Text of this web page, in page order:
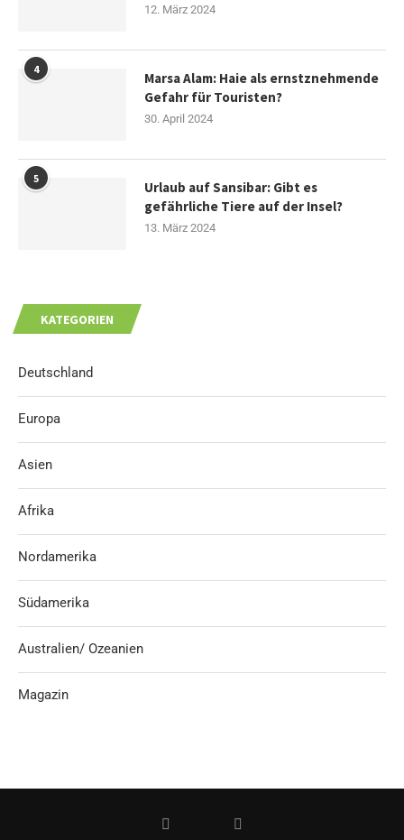
12. März 2024
4
Marsa Alam: Haie als ernstznehmende
Gefahr für Touristen?
30. April 2024
5
Urlaub auf Sansibar: Gibt es
gefährliche Tiere auf der Insel?
13. März 2024
KATEGORIEN
Deutschland
Europa
Asien
Afrika
Nordamerika
Südamerika
Australien/ Ozeanien
Magazin